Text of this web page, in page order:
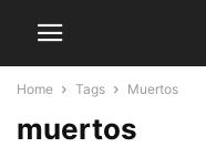
Home Tags Muertos
muertos